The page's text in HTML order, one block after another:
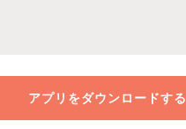
アプリをダウンロードする